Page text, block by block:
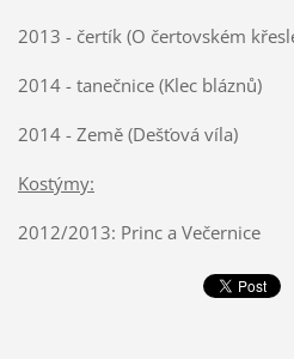
2013 - čertík (O čertovském
2014 - tanečnice (Klec bláznů)
2014 - Země (Dešťová víla)
Kostýmy:
2012/2013: Princ a Večernice